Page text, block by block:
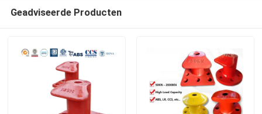
Geadviseerde Producten